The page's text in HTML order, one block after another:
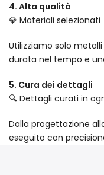
4. Alta qualità
💎 Materiali selezionati
Utilizziamo solo
durata nel tempo e
5. Cura dei dettagli
🔍 Dettagli curati in
Dalla progettazione
eseguito con